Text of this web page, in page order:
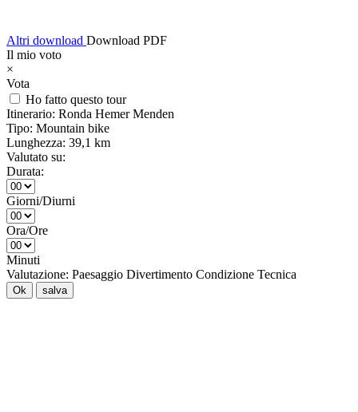
Altri download Download PDF
Il mio voto
×
Vota
Ho fatto questo tour
Itinerario: Ronda Hemer Menden
Tipo: Mountain bike
Lunghezza: 39,1 km
Valutato su:
Durata:
Giorni/Diurni
Ora/Ore
Minuti
Valutazione: Paesaggio Divertimento Condizione Tecnica
Ok salva